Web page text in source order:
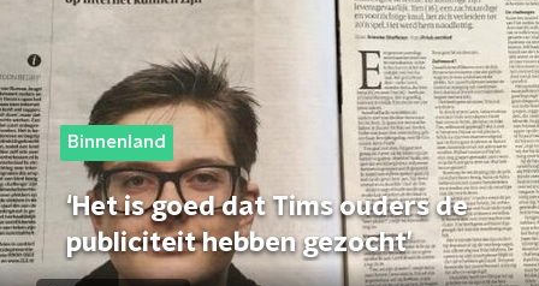
Binnenland
‘Het is goed dat Tims ouders de
publiciteit hebben gezocht’